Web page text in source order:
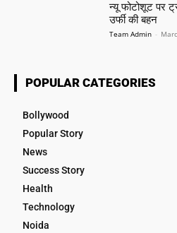
न्यू फोटोशूट पर
उर्फी की बहन
Team Admin -
POPULAR CATEGORIES
Bollywood
Popular Story
News
Success Story
Health
Technology
Noida